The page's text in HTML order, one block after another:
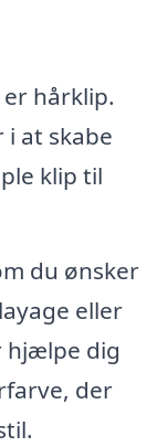
hårklip.
at skabe
klip til
du ønsker
eller
hjælpe dig
der